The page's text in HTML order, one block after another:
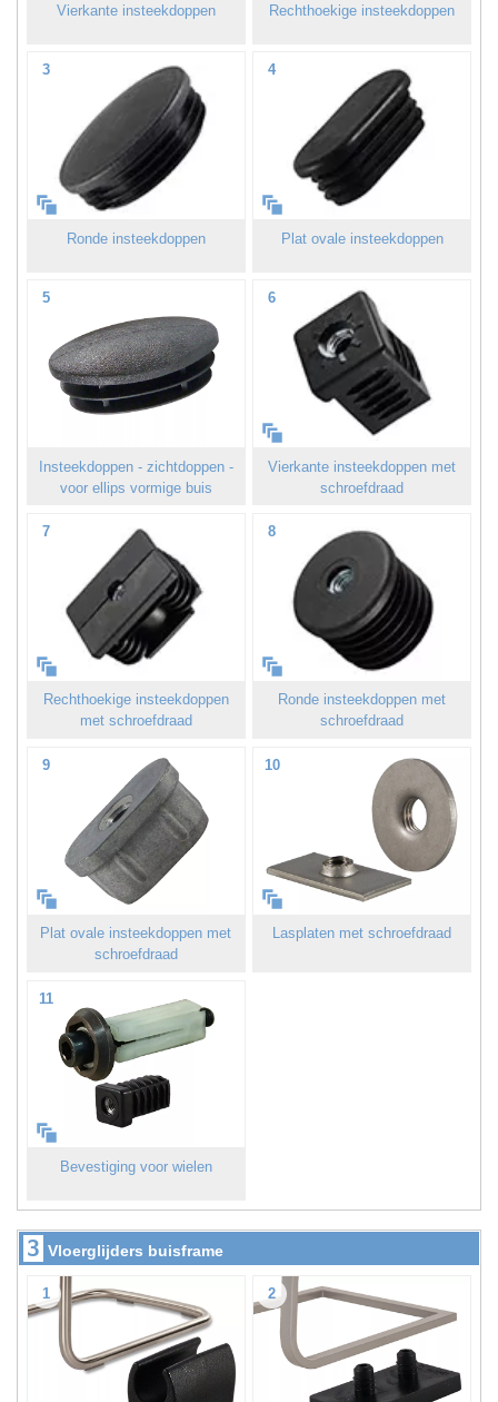
Vierkante insteekdoppen Rechthoekige insteekdoppen
3
Ronde insteekdoppen
4
Plat ovale insteekdoppen
5
Insteekdoppen - zichtdoppen -
voor ellips vormige buis
6
Vierkante insteekdoppen met
schroefdraad
7
Rechthoekige insteekdoppen
met schroefdraad
8
Ronde insteekdoppen met
schroefdraad
9
Plat ovale insteekdoppen met
schroefdraad
10
Lasplaten met schroefdraad
11
Bevestiging voor wielen
3 Vloerglijders buisframe
1 2